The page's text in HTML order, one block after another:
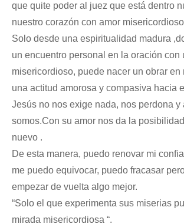
que quite poder al juez que está dentro
nuestro corazón con amor
Solo desde una espiritualidad madura
un encuentro personal en la oración con
misericordioso, puede nacer un obrar en
una actitud amorosa y compasiva hacia
Jesús no nos exige nada, nos perdona y
somos.Con su amor nos da la
nuevo .
De esta manera, puedo renovar mi
me puedo equivocar, puedo fracasar
empezar de vuelta algo mejor.
“Solo el que experimenta sus miserias
mirada misericordiosa “.